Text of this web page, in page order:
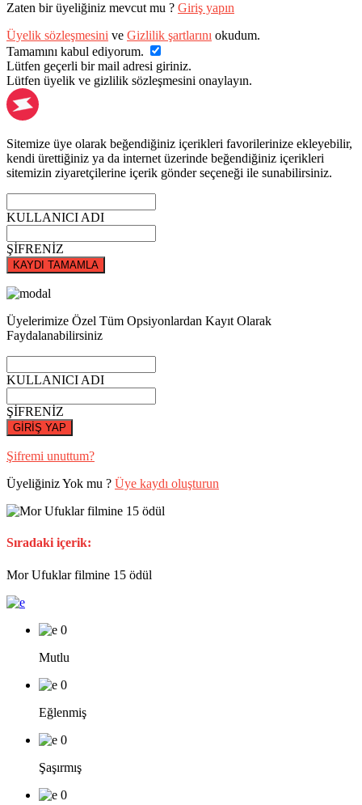
Zaten bir üyeliğiniz mevcut mu ? Giriş yapın
Üyelik sözleşmesini ve Gizlilik şartlarını okudum.
Tamamını kabul ediyorum.
Lütfen geçerli bir mail adresi giriniz.
Lütfen üyelik ve gizlilik sözleşmesini onaylayın.
Sitemize üye olarak beğendiğiniz içerikleri favorilerinize ekleyebilir,
kendi ürettiğiniz ya da internet üzerinde beğendiğiniz içerikleri
sitemizin ziyaretçilerine içerik gönder seçeneği ile sunabilirsiniz.
KULLANICI ADI
ŞİFRENİZ
KAYDI TAMAMLA
Üyelerimize Özel Tüm Opsiyonlardan Kayıt Olarak
Faydalanabilirsiniz
KULLANICI ADI
ŞİFRENİZ
GİRİŞ YAP
Şifremi unuttum?
Üyeliğiniz Yok mu ? Üye kaydı oluşturun
Sıradaki içerik:
Mor Ufuklar filmine 15 ödül
0
Mutlu
0
Eğlenmiş
0
Şaşırmış
0